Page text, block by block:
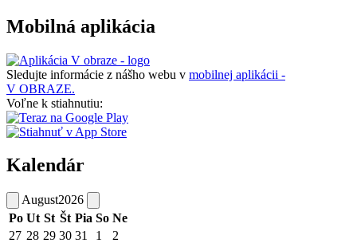
Mobilná aplikácia
Sledujte informácie z nášho webu v mobilnej aplikácii -
V OBRAZE.
Voľne k stiahnutiu:
Kalendár
August2026
Po Ut St Št Pia So Ne
27 28 29 30 31 1
2